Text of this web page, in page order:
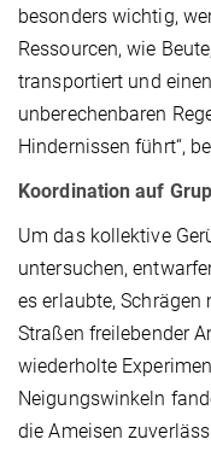
besonders wichtig,
Ressourcen, wie
transportiert und
unberechenbaren
Hindernissen führt“,
Koordination auf
Um das kollektive
untersuchen,
es erlaubte,
Straßen freilebender
wiederholte
Neigungswinkeln
die Ameisen